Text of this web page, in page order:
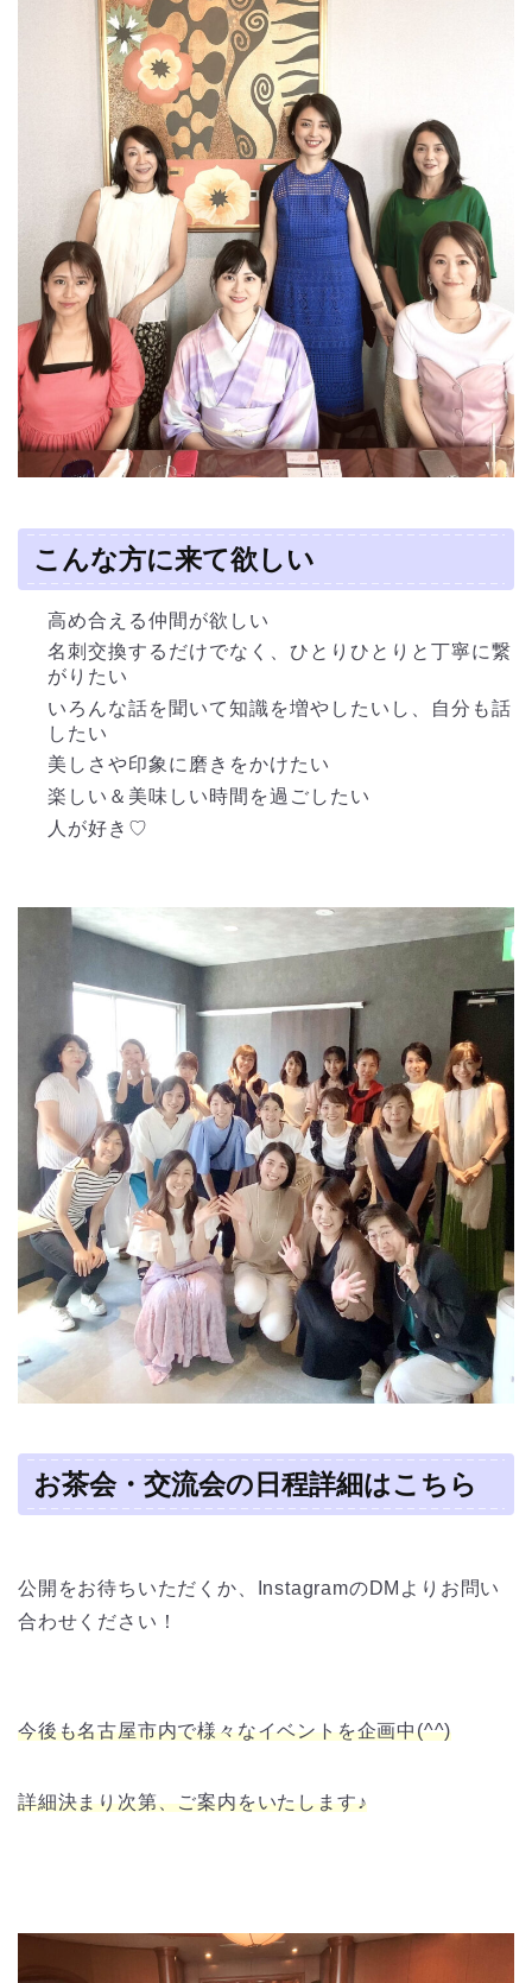
こんな方に来て欲しい
高め合える仲間が欲しい
名刺交換するだけでなく、ひとりひとりと丁寧に繋
がりたい
いろんな話を聞いて知識を増やしたいし、自分も話
したい
美しさや印象に磨きをかけたい
楽しい＆美味しい時間を過ごしたい
人が好き♡
お茶会・交流会の日程詳細はこちら
公開をお待ちいただくか、InstagramのDMよりお問い
合わせください！
今後も名古屋市内で様々なイベントを企画中(^^)
詳細決まり次第、ご案内をいたします♪